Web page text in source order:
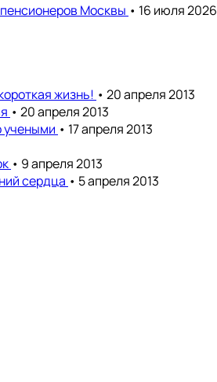
Москвы • 16 июля 2026
жизнь! • 20 апреля 2013
• 20 апреля 2013
учеными • 17 апреля 2013
• 9 апреля 2013
сердца • 5 апреля 2013